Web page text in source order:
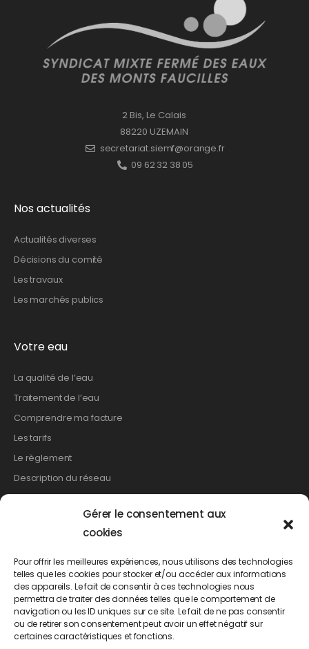
Gérer le consentement aux
cookies
Pour offrir les meilleures expériences, nous utilisons des technologies
telles que les cookies pour stocker et/ou accéder aux informations
des appareils. Le fait de consentir à ces technologies nous
permettra de traiter des données telles que le comportement de
navigation ou les ID uniques sur ce site. Le fait de ne pas consentir
ou de retirer son consentement peut avoir un effet négatif sur
certaines caractéristiques et fonctions.
2 Bis, Le Calais
88220 UZEMAIN
secretariat.siemf@orange.fr
09 62 32 38 05
Nos actualités
Actualités diverses
Décisions du comité
Les travaux
Les marchés publics
Votre eau
La qualité de l’eau
Traitement de l’eau
Comprendre ma facture
Les tarifs
Le règlement
Description du réseau
Relevé de compteur
Création de branchement
Suppression d’un branchement
Changement de propriétaire
Demande d’abonnement